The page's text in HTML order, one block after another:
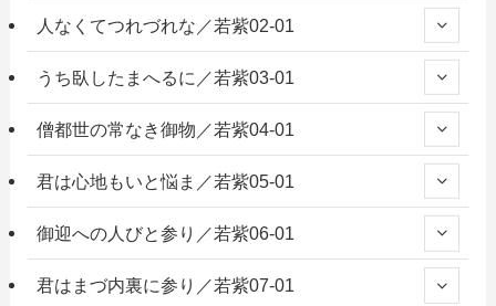
人なくてつれづれな／若紫02-01
うち臥したまへるに／若紫03-01
僧都世の常なき御物／若紫04-01
君は心地もいと悩ま／若紫05-01
御迎への人びと参り／若紫06-01
君はまづ内裏に参り／若紫07-01